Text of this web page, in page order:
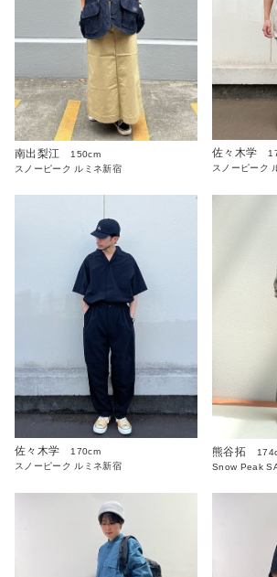
南出梨江
150cm
スノーピーク ルミネ新宿
佐々木学
スノーピーク
佐々木学
170cm
スノーピーク ルミネ新宿
熊谷拓
Snow Peak